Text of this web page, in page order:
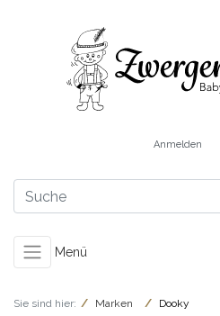
Anmelden
Menü
Sie sind hier: Marken Dooky